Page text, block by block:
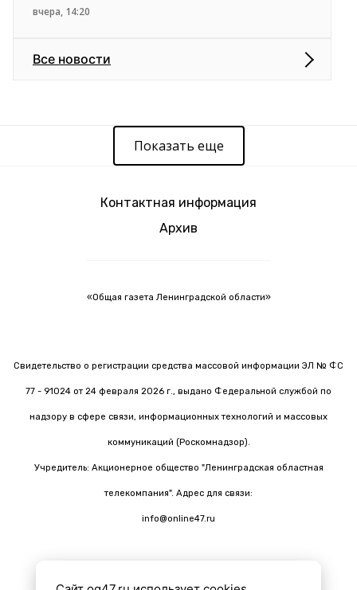
вчера, 14:20
Все новости
Показать еще
Контактная информация
Архив
«Общая газета Ленинградской области»
Свидетельство о регистрации средства массовой информации ЭЛ № ФС
77 - 91024 от 24 февраля 2026 г., выдано Федеральной службой по
надзору в сфере связи, информационных технологий и массовых
коммуникаций (Роскомнадзор).
Учредитель: Акционерное общество "Ленинградская областная
телекомпания". Адрес для связи:
info@online47.ru
Все материалы на сайте подготовлены с помощью ИИ